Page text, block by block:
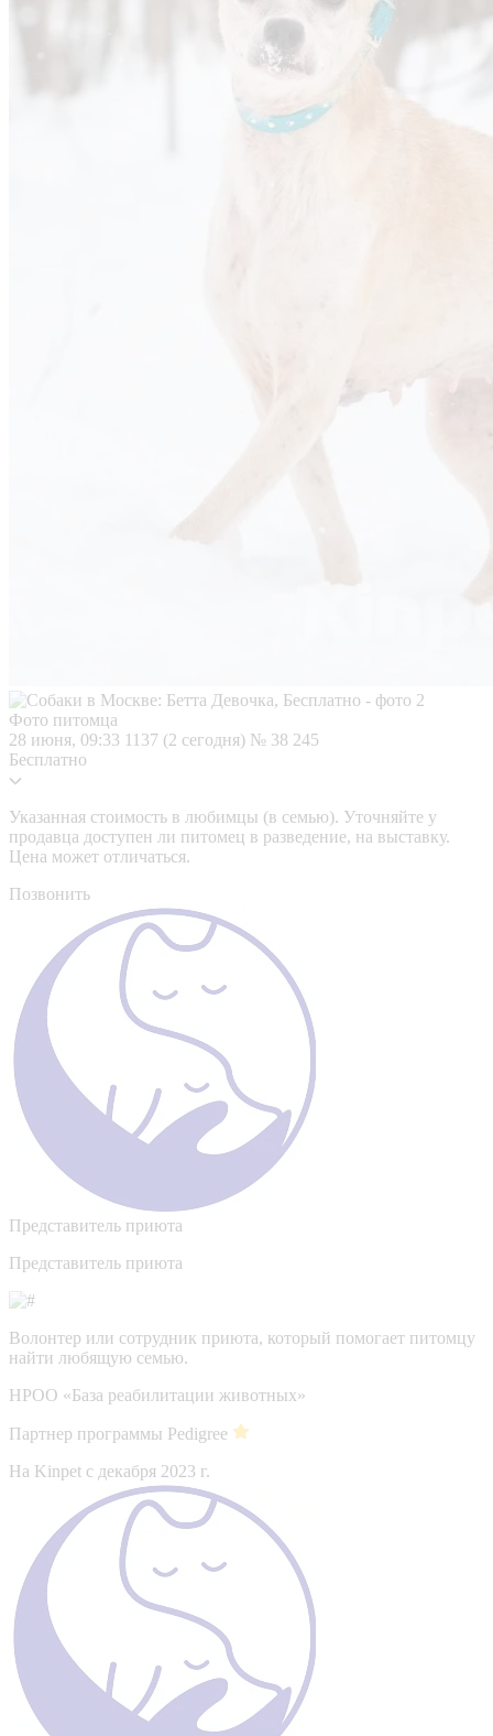
Фото питомца
28 июня, 09:33 1137 (2 сегодня) № 38 245
Бесплатно
Указанная стоимость в любимцы (в семью). Уточняйте у
продавца доступен ли питомец в разведение, на выставку.
Цена может отличаться.
Позвонить
Представитель приюта
Представитель приюта
Волонтер или сотрудник приюта, который помогает питомцу
найти любящую семью.
НРОО «База реабилитации животных»
Партнер программы Pedigree
На Kinpet c декабря 2023 г.